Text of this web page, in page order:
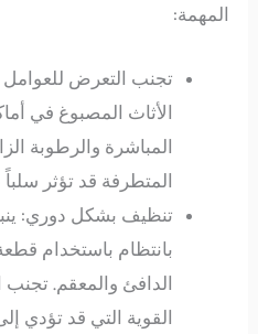
المهمة:
تجنب التعرض
الأثاث المصبوغ في
المباشرة والرطوبة
المتطرفة قد تؤثر
تنظيف بشكل دوري:
بانتظام باستخدام
الدافئ والمعقم. تجنب
القوية التي قد تؤدي